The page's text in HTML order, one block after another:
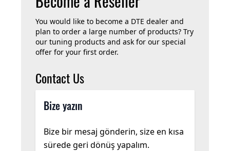
You would like to become a DTE dealer and
plan to order a large number of products? Try
our tuning products and ask for our special
offer for your first order.
Contact Us
Bize yazın
Bize bir mesaj gönderin, size en kısa
sürede geri dönüş yapalım.